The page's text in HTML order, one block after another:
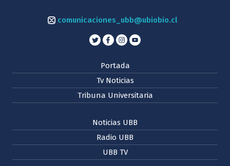
comunicaciones_ubb@ubiobio.cl
Portada
Tv Noticias
Tribuna Universitaria
Noticias UBB
Radio UBB
UBB TV